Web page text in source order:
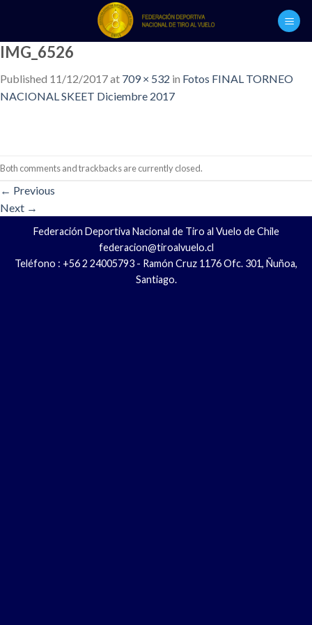
content
IMG_6526
Published 11/12/2017at 709 × 532 in Fotos FINAL TORNEO
NACIONAL SKEET Diciembre 2017
Both comments and trackbacks are currently closed.
← Previous
Next →
Federación Deportiva Nacional de Tiro al Vuelo de Chile
federacion@tiroalvuelo.cl
Teléfono : +56 2 24005793 - Ramón Cruz 1176 Ofc. 301, Ñuñoa,
Santiago.